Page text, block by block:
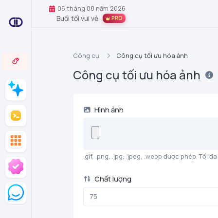
06 tháng 08 năm 2026
Buổi tối vui vẻ, PRO
Công cụ Công cụ tối ưu hóa ảnh
Công cụ tối ưu hóa ảnh
Hình ảnh
.gif, .png, .jpg, .jpeg, .webp được phép. Tối đa
Chất lượng